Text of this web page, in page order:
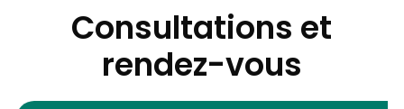
Consultations et
rendez-vous